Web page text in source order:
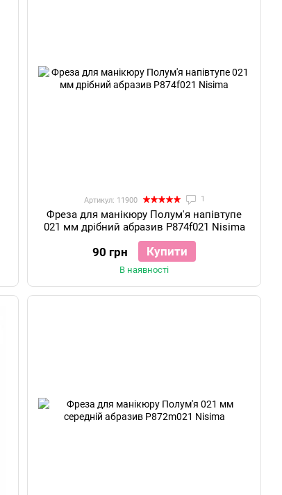
Артикул: 11900 1
Фреза для манікюру Полум'я напівтупе
021 мм дрібний абразив P874f021 Nisima
90 грн Купити
В наявності